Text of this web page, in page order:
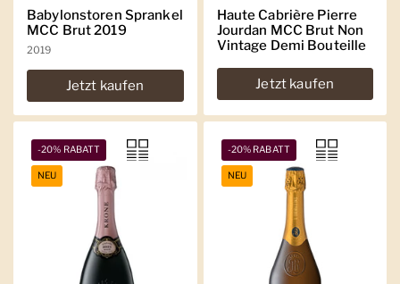
Babylonstoren Sprankel
MCC Brut 2019
2019
Jetzt kaufen
Haute Cabrière Pierre
Jourdan MCC Brut Non
Vintage Demi Bouteille
Jetzt kaufen
-20% RABATT
NEU
-20% RABATT
NEU